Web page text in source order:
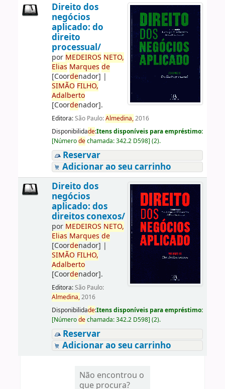
Direito dos
negócios
aplicado: do
direito
processual/
por MEDEIROS NETO,
Elias Marques de
[Coordenador] |
SIMÃO FILHO,
Adalberto
[Coordenador].
Editora:São Paulo:Almedina,2016
Disponibilidade:Itens disponíveis para empréstimo:
[Númerodechamada:342.2 D598] (2).
Reservar
Adicionar ao seu carrinho
Direito dos
negócios
aplicado: dos
direitos conexos/
por MEDEIROS NETO,
Elias Marques de
[Coordenador] |
SIMÃO FILHO,
Adalberto
[Coordenador].
Editora:São Paulo:
Almedina,2016
Disponibilidade:Itens disponíveis para empréstimo:
[Númerodechamada:342.2 D598] (2).
Reservar
Adicionar ao seu carrinho
Não encontrou o
que procura?